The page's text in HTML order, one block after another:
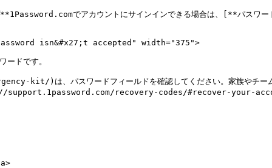
でアカウントにサインインできる場合は、[**パスワード
isn&#x27;t accepted" width="375">
ドです。
)は、パスワードフィールドを確認してください。家族やチー
recovery-codes/#recover-your-